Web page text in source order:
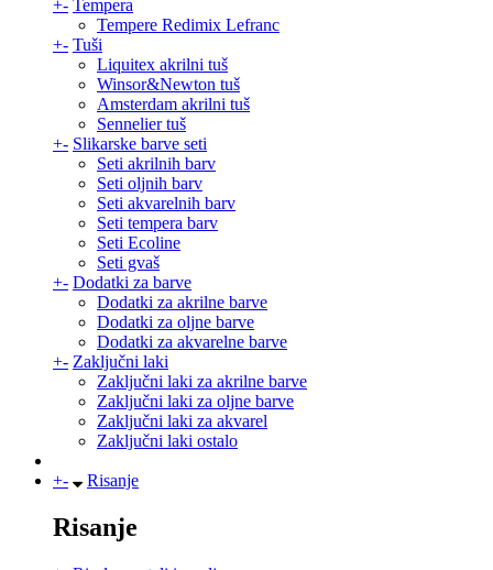
+- Tempera
Tempere Redimix Lefranc
+- Tuši
Liquitex akrilni tuš
Winsor&Newton tuš
Amsterdam akrilni tuš
Sennelier tuš
+- Slikarske barve seti
Seti akrilnih barv
Seti oljnih barv
Seti akvarelnih barv
Seti tempera barv
Seti Ecoline
Seti gvaš
+- Dodatki za barve
Dodatki za akrilne barve
Dodatki za oljne barve
Dodatki za akvarelne barve
+- Zaključni laki
Zaključni laki za akrilne barve
Zaključni laki za oljne barve
Zaključni laki za akvarel
Zaključni laki ostalo
+- Risanje
Risanje